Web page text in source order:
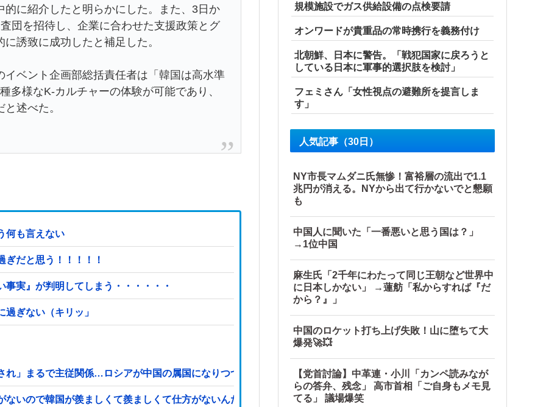
に紹介したと明らかにした。また、3日か
団を招待し、企業に合わせた支援政策とグ
誘致に成功したと補足した。
ベント企画部総括責任者は「韓国は高水準
多様なK-カルチャーの体験が可能であり、
述べた。
何も言えない
だと思う！！！！！
実』が判明してしまう・・・・・・
ぎない（キリッ」
」まるで主従関係…ロシアが中国の属国になりつつある！
いので韓国が羨ましくて羨ましくて仕方がないんだそうです」
規模施設でガス供給設備の点検要請
オンワードが貴重品の常時携行を義務付け
北朝鮮、日本に警告。「戦犯国家に戻ろうと
している日本に軍事的選択肢を検討」
フェミさん「女性視点の避難所を提言しま
す」
人気記事（30日）
NY市長マムダニ氏無惨！富裕層の流出で1.1
兆円が消える。NYから出て行かないでと懇願
も
中国人に聞いた「一番悪いと思う国は？」
→1位中国
麻生氏「2千年にわたって同じ王朝など世界中
に日本しかない」 →蓮舫「私からすれば『だ
から？』」
中国のロケット打ち上げ失敗！山に堕ちて大
爆発🚀💥
【党首討論】中革連・小川「カンペ読みなが
らの答弁、残念」 高市首相「ご自身もメモ見
てる」 議場爆笑